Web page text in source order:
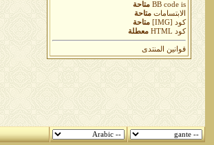
BB codeis
متاحة
الابتسامات متاحة
كود [IMG]
متاحة
كود HTML
معطلة
قوانين المنتدى